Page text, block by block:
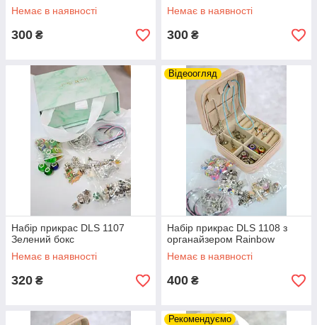
Немає в наявності
300 ₴
Немає в наявності
300 ₴
Набір прикрас DLS 1107
Зелений бокс
Немає в наявності
320 ₴
Відеоогляд
Набір прикрас DLS 1108 з
органайзером Rainbow
Немає в наявності
400 ₴
Рекомендуємо